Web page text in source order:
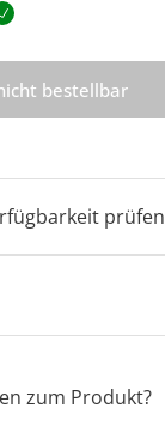
bestellbar
prüfen
zum Produkt?